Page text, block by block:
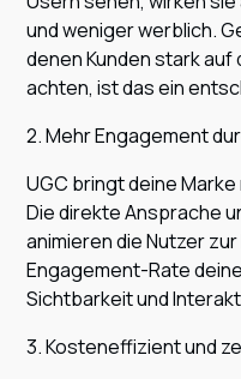
und weniger werblich.
denen Kunden stark
achten, ist das ein
2. Mehr Engagement
UGC bringt deine
Die direkte Ansprache
animieren die Nutzer
Engagement-Rate
Sichtbarkeit und
3. Kosteneffizient und